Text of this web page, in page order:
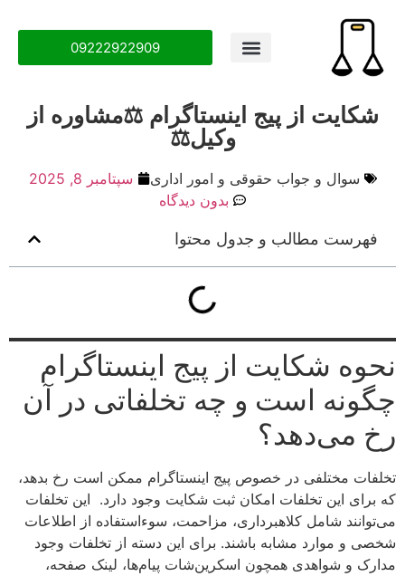
09222922909
شکایت از پیج اینستاگرام ⚖️مشاوره از
وکیل⚖️
سوال و جواب حقوقی و امور اداری
سپتامبر 8, 2025
بدون دیدگاه
فهرست مطالب و جدول محتوا
نحوه شکایت از پیج اینستاگرام
چگونه است و چه تخلفاتی در آن
رخ می‌دهد؟
تخلفات مختلفی در خصوص پیج اینستاگرام ممکن است رخ بدهد،
که برای این تخلفات امکان ثبت شکایت وجود دارد. این تخلفات
می‌توانند شامل کلاهبرداری، مزاحمت، سوءاستفاده از اطلاعات
شخصی و موارد مشابه باشند. برای این دسته از تخلفات وجود
مدارک و شواهدی همچون اسکرین‌شات پیام‌ها، لینک صفحه،